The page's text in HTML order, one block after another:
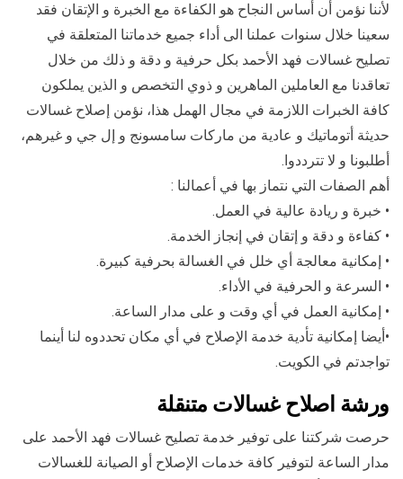
لأننا نؤمن أن أساس النجاح هو الكفاءة مع الخبرة و الإتقان فقد
سعينا خلال سنوات عملنا الى أداء جميع خدماتنا المتعلقة في
تصليح غسالات فهد الأحمد بكل حرفية و دقة و ذلك من خلال
تعاقدنا مع العاملين الماهرين و ذوي التخصص و الذين يملكون
كافة الخبرات اللازمة في مجال الهمل هذا، نؤمن إصلاح غسالات
حديثة أتوماتيك و عادية من ماركات سامسونج و إل جي و غيرهم،
أطلبونا و لا تترددوا.
أهم الصفات التي نتماز بها في أعمالنا :
• خبرة و ريادة عالية في العمل.
• كفاءة و دقة و إتقان في إنجاز الخدمة.
• إمكانية معالجة أي خلل في الغسالة بحرفية كبيرة.
• السرعة و الحرفية في الأداء.
• إمكانية العمل في أي وقت و على مدار الساعة.
•أيضا إمكانية تأدية خدمة الإصلاح في أي مكان تحددوه لنا أينما
تواجدتم في الكويت.
ورشة اصلاح غسالات متنقلة
حرصت شركتنا على توفير خدمة تصليح غسالات فهد الأحمد على
مدار الساعة لتوفير كافة خدمات الإصلاح أو الصيانة للغسالات